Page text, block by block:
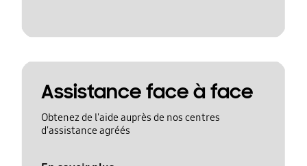
Assistance face à face
Obtenez de l'aide auprès de nos centres
d'assistance agréés